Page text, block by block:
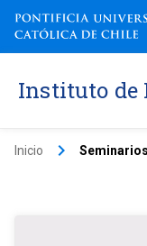
Instituto de
Inicio keyboard_arrow_right Seminarios